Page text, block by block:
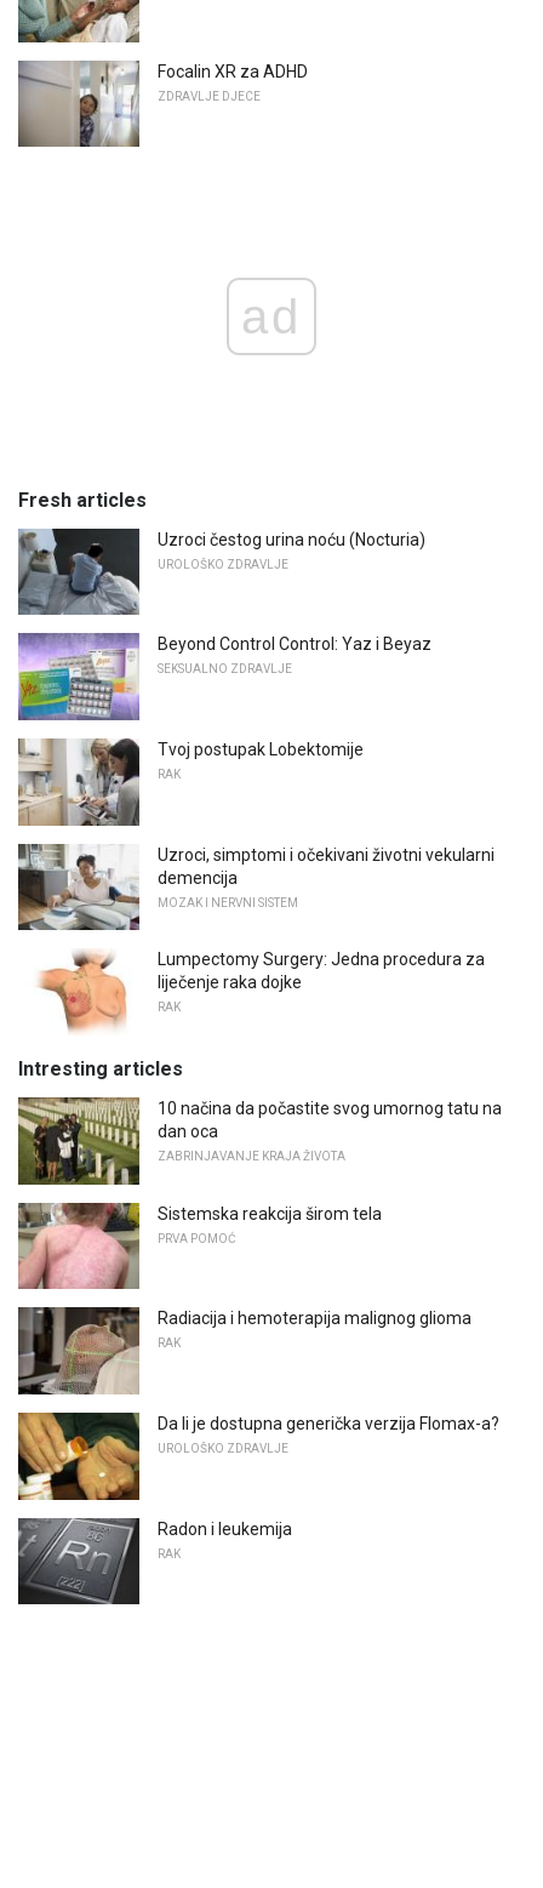
Focalin XR za ADHD
ZDRAVLJE DJECE
ad
Fresh articles
Uzroci čestog urina noću (Nocturia)
UROLOŠKO ZDRAVLJE
Beyond Control Control: Yaz i Beyaz
SEKSUALNO ZDRAVLJE
Tvoj postupak Lobektomije
RAK
Uzroci, simptomi i očekivani životni vekularni
demencija
MOZAK I NERVNI SISTEM
Lumpectomy Surgery: Jedna procedura za
liječenje raka dojke
RAK
Intresting articles
10 načina da počastite svog umornog tatu na
dan oca
ZABRINJAVANJE KRAJA ŽIVOTA
Sistemska reakcija širom tela
PRVA POMOĆ
Radiacija i hemoterapija malignog glioma
RAK
Da li je dostupna generička verzija Flomax-a?
UROLOŠKO ZDRAVLJE
Radon i leukemija
RAK